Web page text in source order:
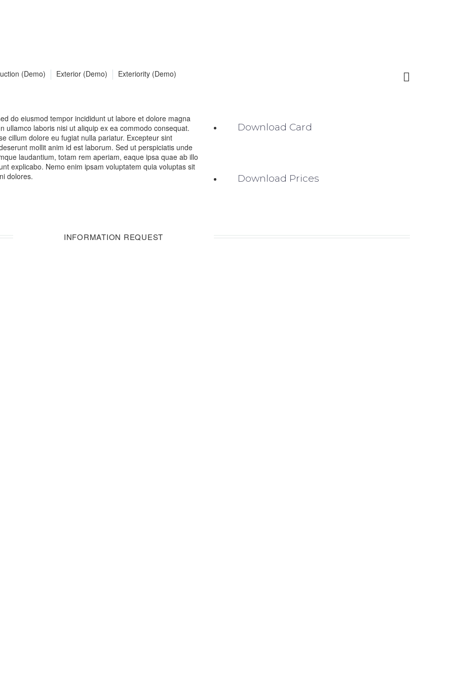

(Demo) Exterior (Demo) Exteriority (Demo)
do eiusmod tempor incididunt ut labore et dolore magna
ullamco laboris nisi ut aliquip ex ea commodo consequat.
cillum dolore eu fugiat nulla pariatur. Excepteur sint
mollit anim id est laborum. Sed ut perspiciatis unde
laudantium, totam rem aperiam, eaque ipsa quae ab illo
explicabo. Nemo enim ipsam voluptatem quia voluptas sit
dolores.
Download Card
Download Prices
INFORMATION REQUEST